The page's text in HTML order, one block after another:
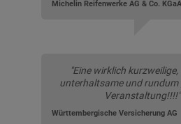
Michelin Reifenwerke AG & Co. KGaA
"Eine wirklich
unterhaltsame und rundum
Veranstaltung!!!!"
Württembergische Versicherung AG